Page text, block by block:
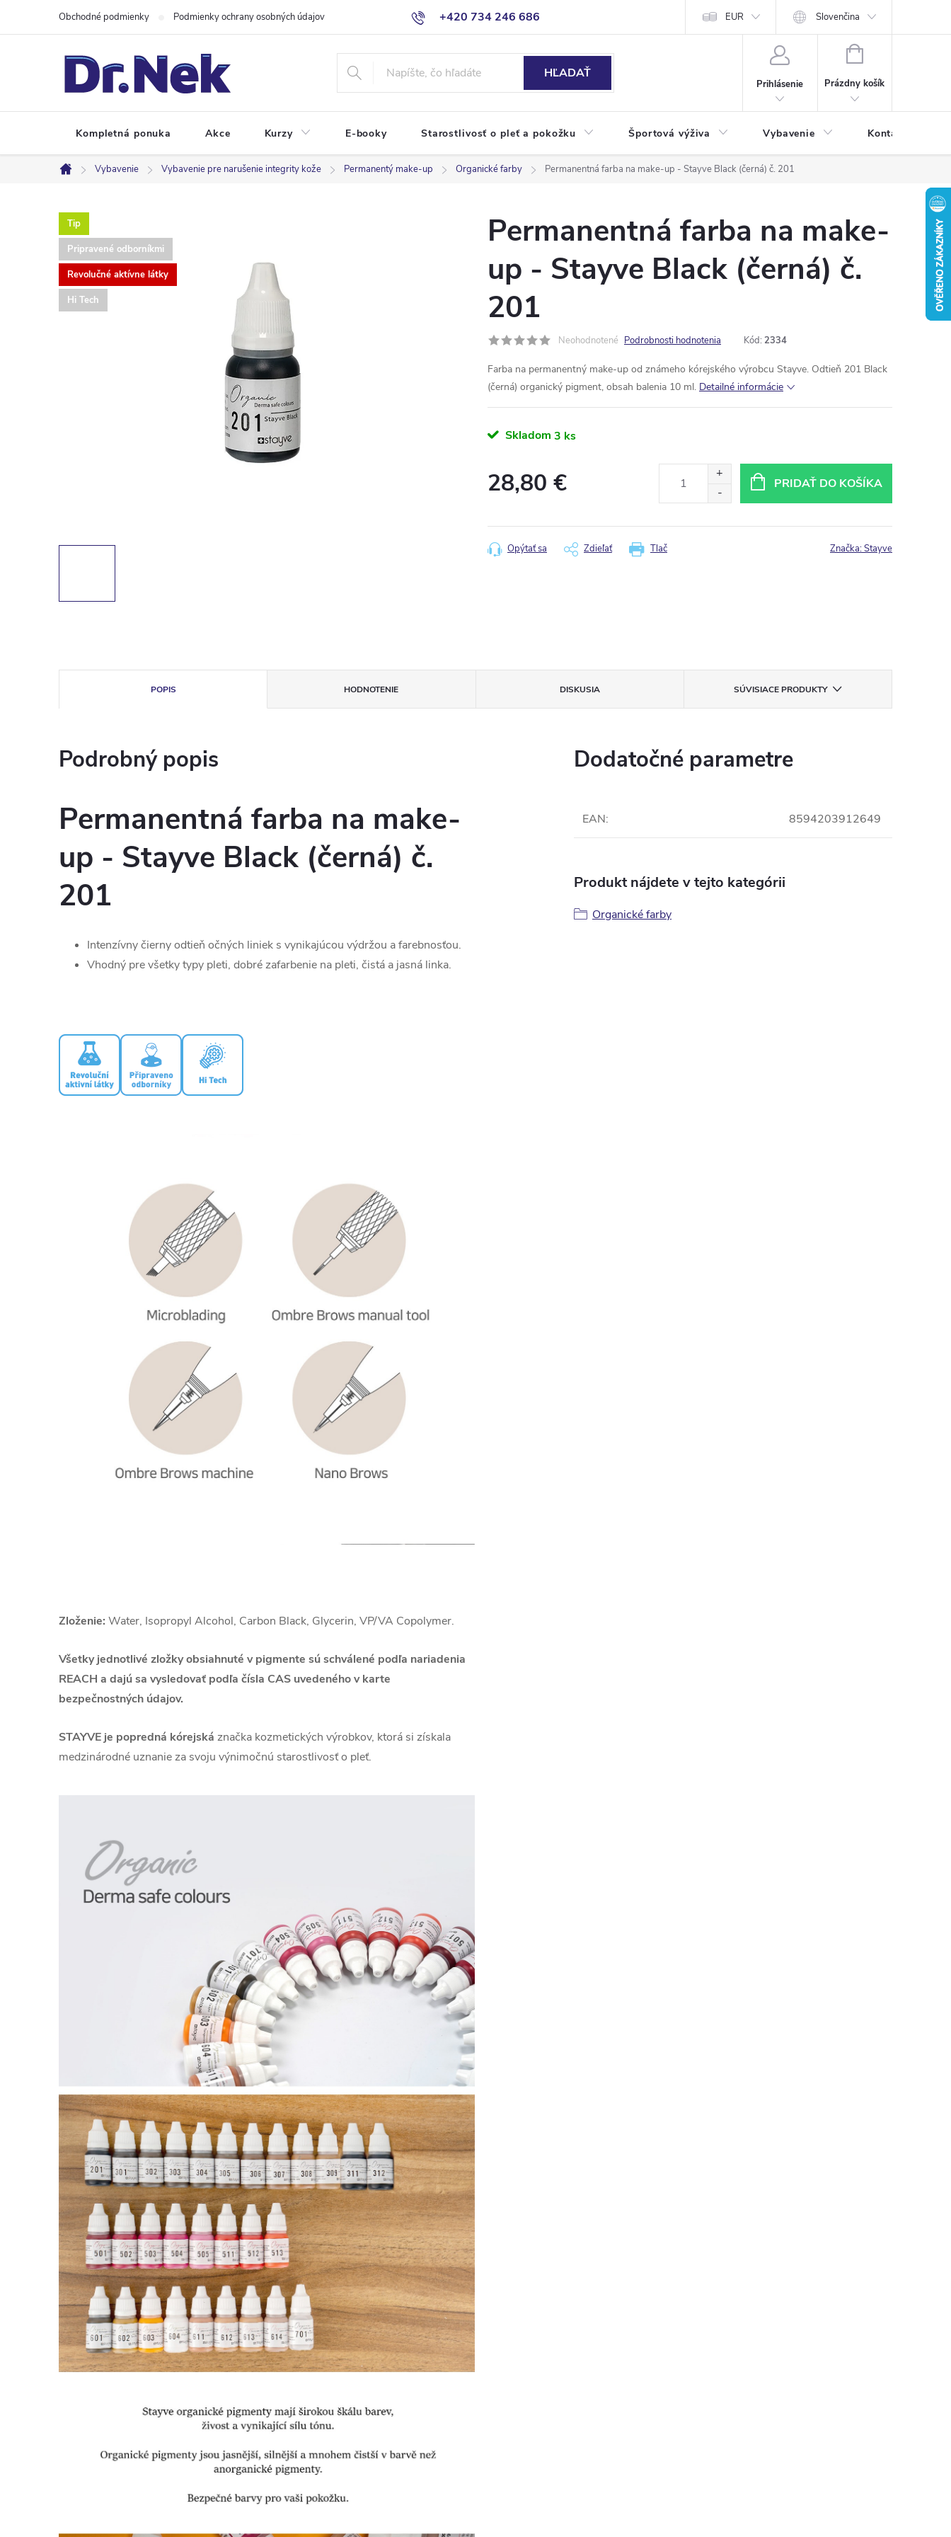
+420 734 246 686
Obchodné podmienky Podmienky ochrany osobných údajov EUR Slovenčina
HĽADAŤ
Prihlásenie
NÁKUPNÝ
Prázdny košík
Kompletná ponuka Akce Kurzy E-booky Starostlivosť o pleť a pokožku Športová výživa Vybavenie Kontakty
Domov
Vybavenie Vybavenie pre narušenie integrity kože Permanentý make-up Organické farby Permanentná farba na make-up - Stayve Black (černá) č. 201
Tip
Pripravené odborníkmi
Revolučné aktívne látky
Hi Tech
Permanentná farba na make-
up - Stayve Black (černá) č.
201
Neohodnotené Podrobnosti hodnotenia Kód: 2334
Farba na permanentný make-up od známeho kórejského výrobcu Stayve. Odtieň 201 Black
(černá) organický pigment, obsah balenia 10 ml. Detailné informácie
Skladom 3 ks
28,80 € PRIDAŤ DO KOŠÍKA
Tlač
Opýtať sa Zdieľať Značka:Stayve
POPIS HODNOTENIE DISKUSIA SÚVISIACE PRODUKTY
Podrobný popis
Permanentná farba na make-
up - Stayve Black (černá) č.
201
Intenzívny čierny odtieň očných liniek s vynikajúcou výdržou a farebnosťou.
Vhodný pre všetky typy pleti, dobré zafarbenie na pleti, čistá a jasná linka.
Zloženie: Water, Isopropyl Alcohol, Carbon Black, Glycerin, VP/VA Copolymer.
Všetky jednotlivé zložky obsiahnuté v pigmente sú schválené podľa nariadenia
REACH a dajú sa vysledovať podľa čísla CAS uvedeného v karte
bezpečnostných údajov.
STAYVE je popredná kórejská značka kozmetických výrobkov, ktorá si získala
medzinárodné uznanie za svoju výnimočnú starostlivosť o pleť.
Dodatočné parametre
EAN: 8594203912649
Produkt nájdete v tejto kategórii
Organické farby